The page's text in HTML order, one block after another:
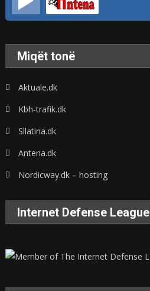
Miqët tonë
Aktuale.dk
Kbh-trafik.dk
Sllatina.dk
Antena.dk
Nordicway.dk – hosting
Internet Defense League